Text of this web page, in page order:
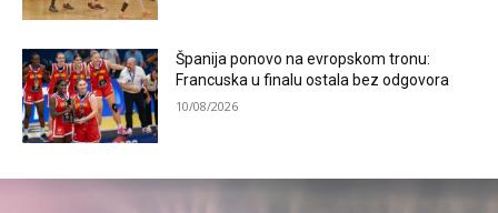
Španija ponovo na evropskom tronu:
Francuska u finalu ostala bez odgovora
10/08/2026